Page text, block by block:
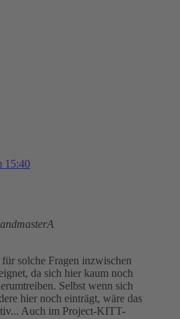
15:40
solche Fragen inzwischen
da sich hier kaum noch
Selbst wenn sich
hier noch einträgt, wäre das
Auch im Project-KITT-